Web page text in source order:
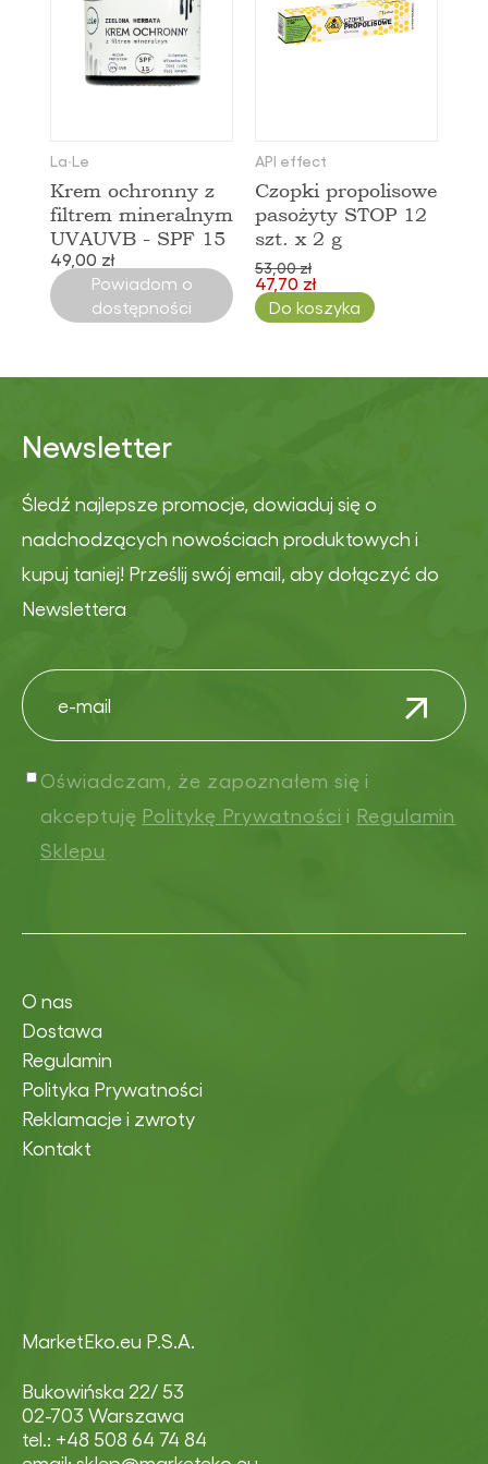
La∙Le
Krem ochronny z
filtrem mineralnym
UVAUVB - SPF 15
49,00 zł
Powiadom o
dostępności
API effect
Czopki propolisowe
pasożyty STOP 12
szt. x 2 g
53,00 zł
47,70 zł
Do koszyka
Newsletter
Śledź najlepsze promocje, dowiaduj się o
nadchodzących nowościach produktowych i
kupuj taniej! Prześlij swój email, aby dołączyć do
Newslettera
Oświadczam, że zapoznałem się i
akceptuję Politykę Prywatności i Regulamin
Sklepu
MarketEko.eu P.S.A.
Bukowińska 22/ 53
02-703 Warszawa
tel.: +48 508 64 74 84
O nas
Dostawa
Regulamin
Polityka Prywatności
Reklamacje i zwroty
Kontakt